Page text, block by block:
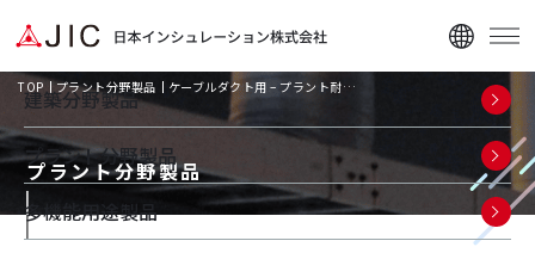
建築分野製品
プラント分野製品
多機能用途製品
TOP プラント分野製品 ケーブルダクト用 – プラント耐…
プラント分野製品